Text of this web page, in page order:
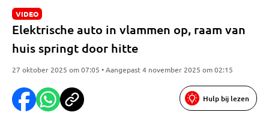
VIDEO
Elektrische auto in vlammen op, raam van
huis springt door hitte
27 oktober 2025 om 07:05 • Aangepast 4 november 2025 om 02:15
Hulp bij lezen